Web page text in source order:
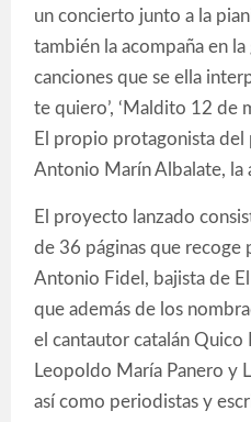
un concierto junto a la
también la acompaña en
canciones que se ella
te quiero’, ‘Maldito 12 de
El propio protagonista
Antonio Marín Albalate, la
El proyecto lanzado
de 36 páginas que recoge
Antonio Fidel, bajista de
que además de los
el cantautor catalán Quico
Leopoldo María Panero y
así como periodistas y